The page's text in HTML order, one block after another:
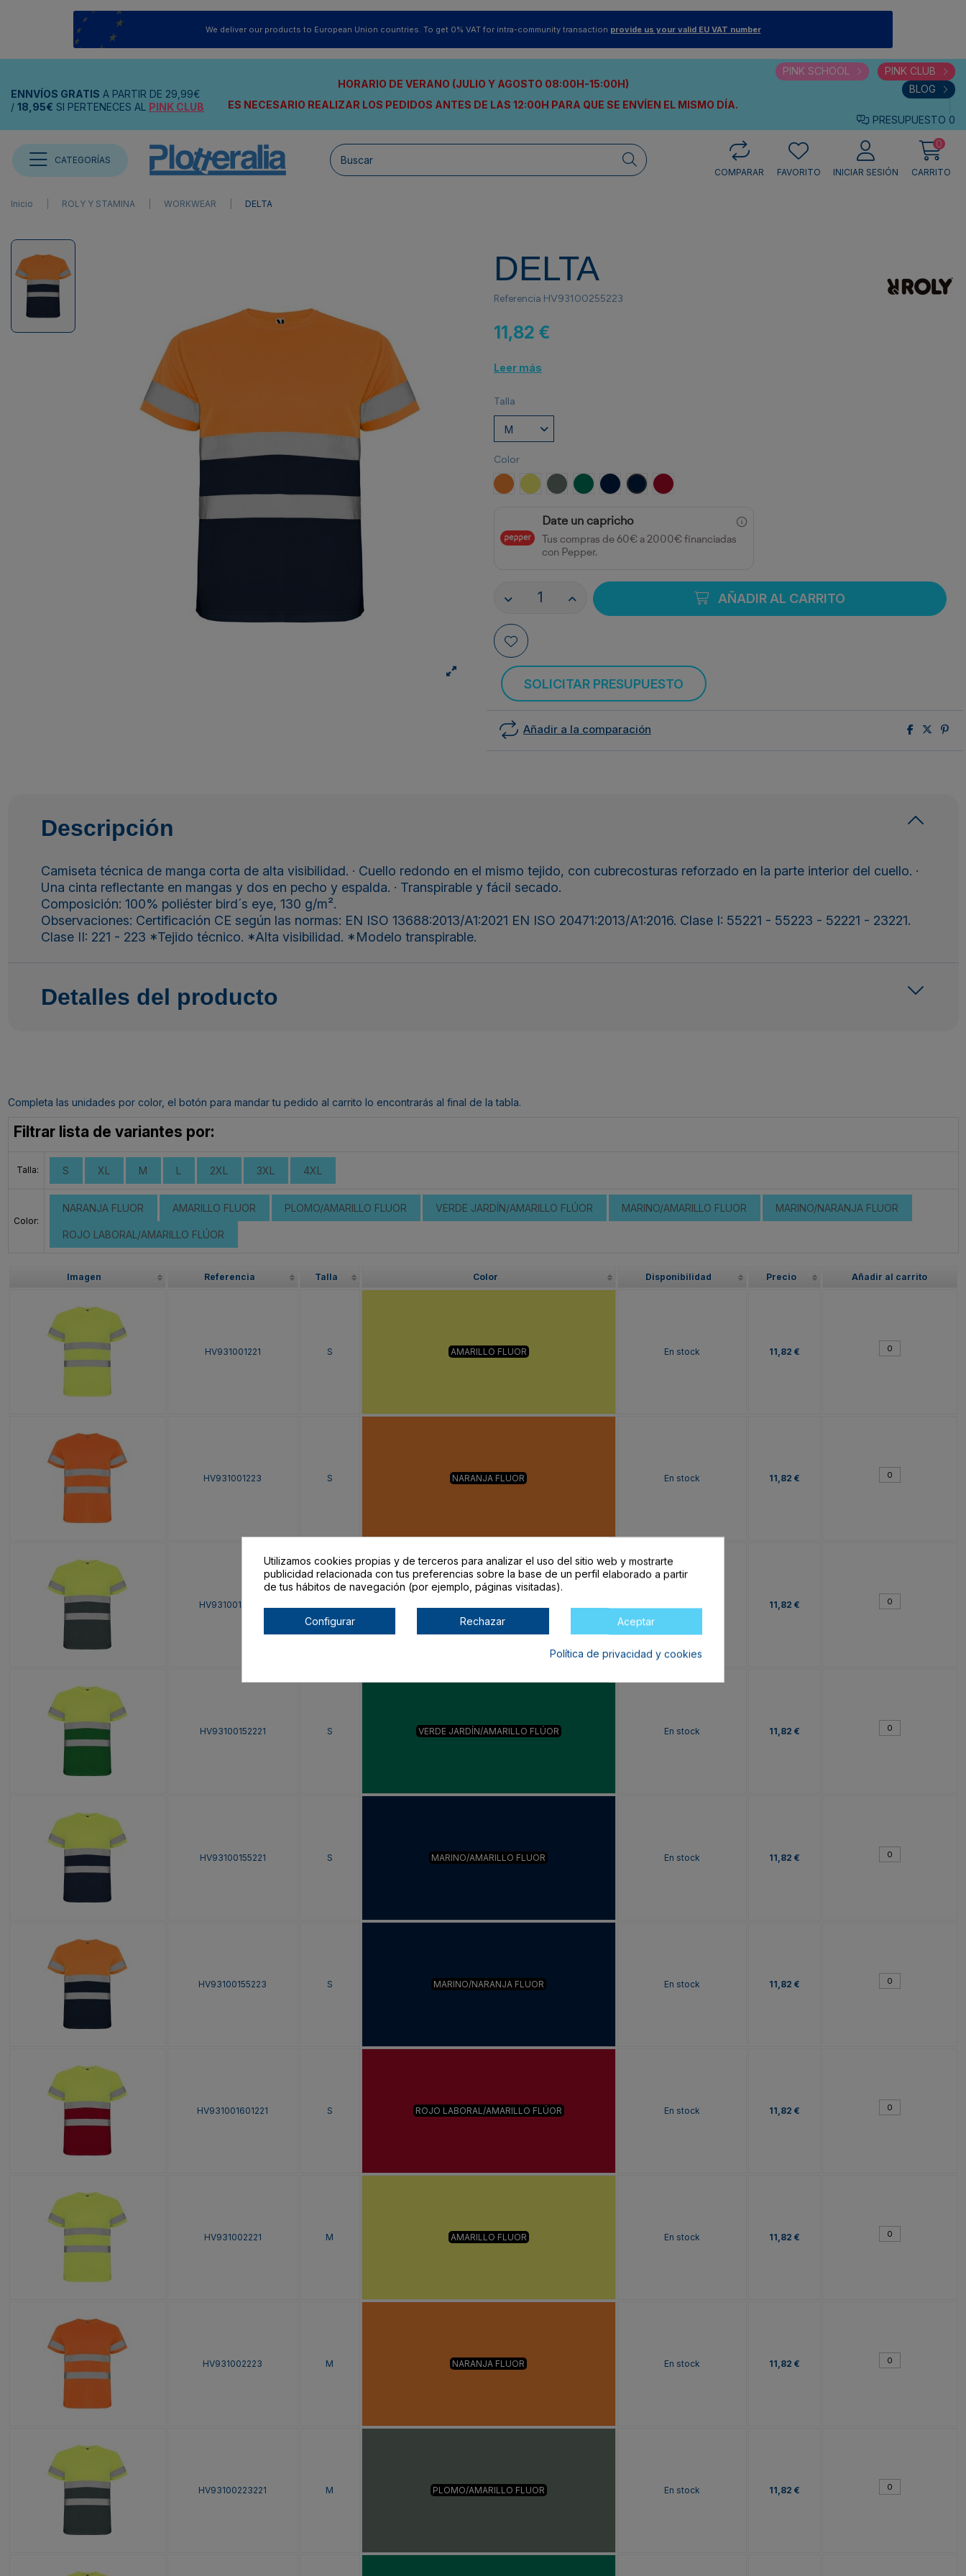
We deliver our products to European Union countries. To get 0% VAT for intra-community transaction provide us your valid EU VAT number
ENNVÍOS GRATIS A PARTIR DE 29,99€
/ 18,95€ SI PERTENECES AL PINK CLUB
HORARIO DE VERANO (JULIO Y AGOSTO 08:00H-15:00H)
ES NECESARIO REALIZAR LOS PEDIDOS ANTES DE LAS 12:00H PARA QUE SE ENVÍEN EL MISMO DÍA.
PINK SCHOOL
PINK CLUB
BLOG
PRESUPUESTO 0
CATEGORÍAS
COMPARAR
FAVORITO INICIAR SESIÓN
0
CARRITO
Inicio ROLY Y STAMINA WORKWEAR DELTA
DELTA
Referencia HV93100255223
11,82 €
Leer más
Talla
Color
NARANJA FLUOR
AMARILLO FLUOR
PLOMO/AMARILLO FLUOR
VERDE JARDÍN/AMARILLO FLÚOR
MARINO/AMARILLO FLUOR
MARINO/NARANJA FLUOR
ROJO LABORAL/AMARILLO FLÚOR
Date un capricho
Tus compras de 60€ a 2000€ financiadas
con Pepper.
AÑADIR AL CARRITO
SOLICITAR PRESUPUESTO
Añadir a la comparación
Descripción
Camiseta técnica de manga corta de alta visibilidad. · Cuello redondo en el mismo tejido, con cubrecosturas reforzado en la parte interior del cuello. ·
Una cinta reflectante en mangas y dos en pecho y espalda. · Transpirable y fácil secado.
Composición: 100% poliéster bird´s eye, 130 g/m².
Observaciones: Certificación CE según las normas: EN ISO 13688:2013/A1:2021 EN ISO 20471:2013/A1:2016. Clase I: 55221 - 55223 - 52221 - 23221.
Clase II: 221 - 223 *Tejido técnico. *Alta visibilidad. *Modelo transpirable.
Detalles del producto
Completa las unidades por color, el botón para mandar tu pedido al carrito lo encontrarás al final de la tabla.
Filtrar lista de variantes por:
Talla: S XL M L 2XL 3XL 4XL
Color:
NARANJA FLUOR AMARILLO FLUOR PLOMO/AMARILLO FLUOR VERDE JARDÍN/AMARILLO FLÚOR MARINO/AMARILLO FLUOR MARINO/NARANJA FLUOR
ROJO LABORAL/AMARILLO FLÚOR
Imagen Referencia Talla Color Disponibilidad Precio Añadir al carrito
HV931001221 S AMARILLO FLUOR En stock 11,82 €
HV931001223 S NARANJA FLUOR En stock 11,82 €
HV93100123221 11,82 €
HV93100152221 S VERDE JARDÍN/AMARILLO FLÚOR En stock 11,82 €
HV93100155221 S MARINO/AMARILLO FLUOR En stock 11,82 €
HV93100155223 S MARINO/NARANJA FLUOR En stock 11,82 €
HV931001601221 S ROJO LABORAL/AMARILLO FLÚOR En stock 11,82 €
HV931002221 M AMARILLO FLUOR En stock 11,82 €
HV931002223 M NARANJA FLUOR En stock 11,82 €
HV93100223221 M PLOMO/AMARILLO FLUOR En stock 11,82 €
Utilizamos cookies propias y de terceros para analizar el uso del sitio web y mostrarte
publicidad relacionada con tus preferencias sobre la base de un perfil elaborado a partir
de tus hábitos de navegación (por ejemplo, páginas visitadas).
Configurar Rechazar Aceptar
Política de privacidad y cookies